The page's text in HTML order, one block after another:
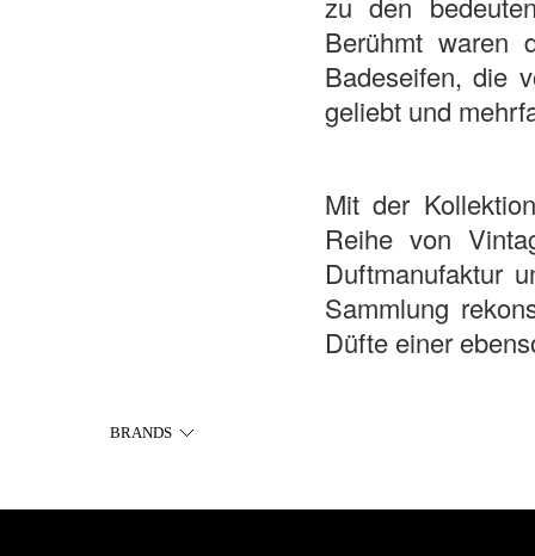
Berühmt waren
Badeseifen, die
geliebt und
Mit der
Reihe von
Duftmanufaktur
Sammlung
Düfte einer
BRANDS